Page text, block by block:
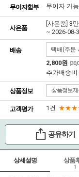
무이자할부 무이자 가능
사은품
[사은품] 3
~ 2026-08-
배송
2,800원
추가배송비
상품정보 상품정보제
고객평가 1건
공유하기
상세설명 상품
1